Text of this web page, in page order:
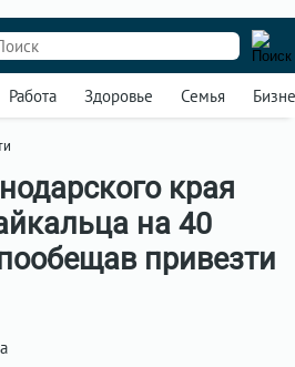
Работа Здоровье Семья
края
на 40
привезти